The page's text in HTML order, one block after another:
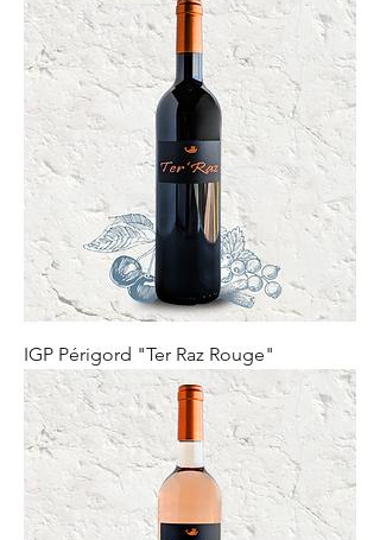
IGP Périgord "Ter Raz Rouge"